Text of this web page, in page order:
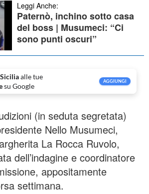
Leggi Anche:
Paternò, inchino sotto casa
del boss | Musumeci: “Ci
sono punti oscuri”
alle tue
su Google
AGGIUNGI
(in seduta segretata)
Nello Musumeci,
La Rocca Ruvolo,
dell’indagine e coordinatore
appositamente
settimana.